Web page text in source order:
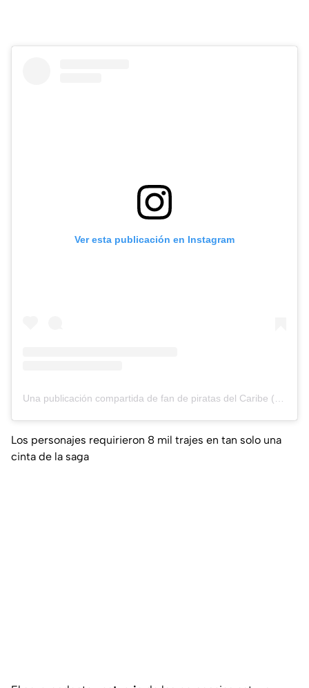
Ver esta publicación en Instagram
Los personajes requirieron 8 mil trajes en tan solo una
cinta de la saga